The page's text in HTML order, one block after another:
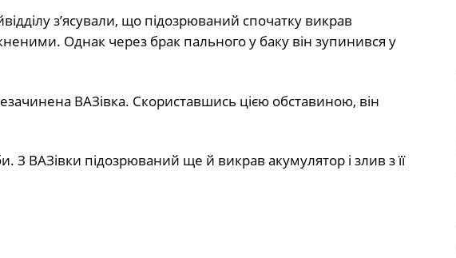
з’ясували, що підозрюваний спочатку викрав
Однак через брак пального у баку він зупинився у
ВАЗівка. Скориставшись цією обставиною, він
З ВАЗівки підозрюваний ще й викрав акумулятор і злив з її